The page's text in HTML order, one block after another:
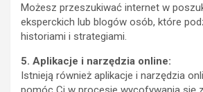
Możesz przeszukiwać internet w
eksperckich lub blogów osób, które
historiami i strategiami.
5. Aplikacje i narzędzia online:
Istnieją również aplikacje i narzędzia